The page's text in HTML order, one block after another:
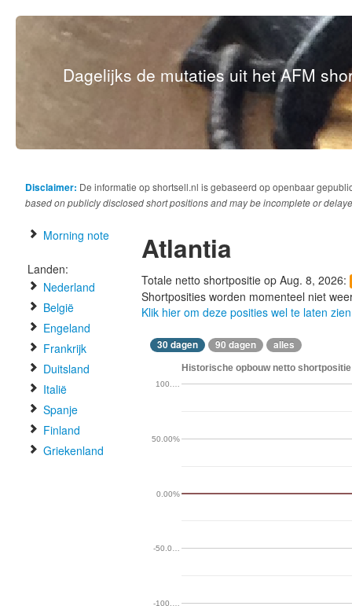
Dagelijks de mutaties uit het AFM
Disclaimer: De informatie op shortsell.nl is gebaseerd op openbaar
based on publicly disclosed short positions and may be incomplete or
Morning note
Landen:
Nederland
België
Engeland
Frankrijk
Duitsland
Italië
Spanje
Finland
Griekenland
Atlantia
Totale netto shortpositie op Aug. 8, 2026:
Shortposities worden momenteel niet
Klik hier om deze posities wel te laten zien
30 dagen 90 dagen alles
Historische opbouw netto
-100.…
-50.0…
0.00%
50.00%
100.…